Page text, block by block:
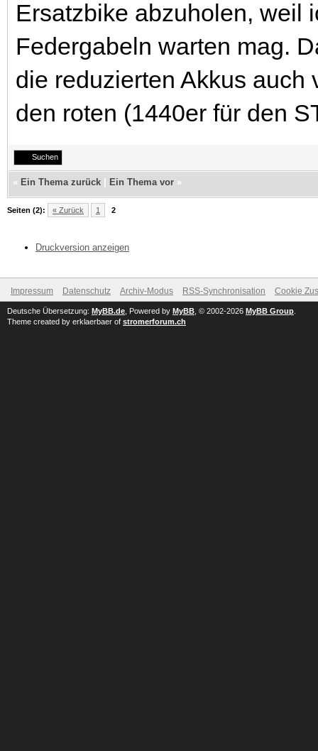
Ersatzbike abzuholen, weil
Federgabeln warten mag.
die reduzierten Akkus
den roten (1440er für den
Suchen
« Ein Thema zurück Ein Thema vor »
Seiten (2): « Zurück 1 2
Druckversion anzeigen
Impressum Datenschutz Archiv-Modus RSS-Synchronisation Cookie
Deutsche Übersetzung: MyBB.de , Powered by MyBB , © 2002-2026 MyBB Group
Theme created by erklaerbaer of stromerforum.ch